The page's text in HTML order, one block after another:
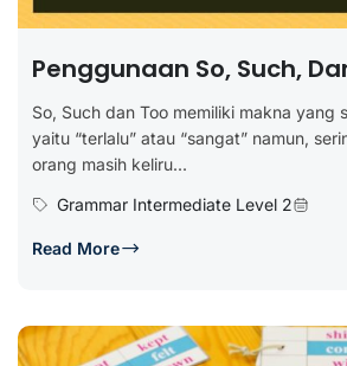
Penggunaan So, Such,
So, Such dan Too memiliki makna yang
yaitu “terlalu” atau “sangat” namun,
orang masih keliru...
Grammar Intermediate Level 2
Read More